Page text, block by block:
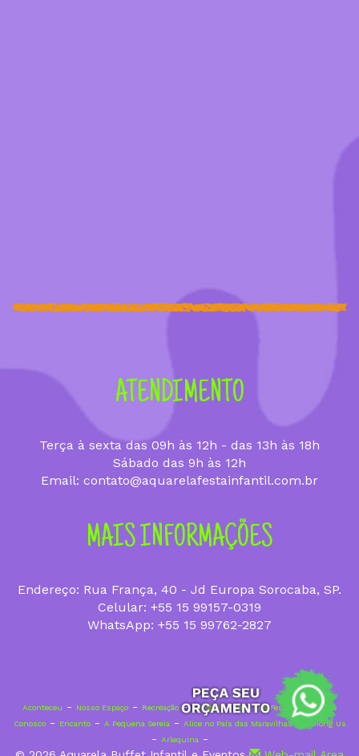
ATENDIMENTO
Terça à sexta das 09h às 12h - das 13h às 18h
Sábado das 9h às 12h
Email: contato@aquarelafestainfantil.com.br
MAIS INFORMAÇÕES
Endereço: Rua França, 40 - Jd Europa Sorocaba, SP.
Celular: +55 15 99157-0319
WhatsApp: +55 15 99762-2827
Aconteceu - Nosso Espaço - Recreação-Pacotes-Faça sua Festa -Trabalhe
Conosco- Encanto- A Pequena Sereia - Alice no País das Maravilhas- Among Us
- Arlequina
-